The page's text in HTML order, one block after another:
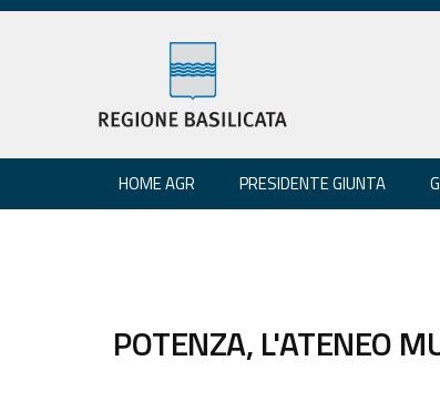
HOME AGR PRESIDENTE GIUNTA
POTENZA, L'ATENEO